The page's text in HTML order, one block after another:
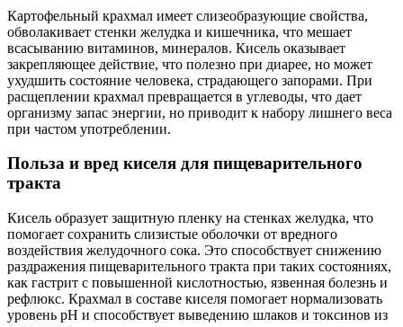
Картофельный крахмал имеет слизеобразующие свойства,
обволакивает стенки желудка и кишечника, что мешает
всасыванию витаминов, минералов. Кисель оказывает
закрепляющее действие, что полезно при диарее, но может
ухудшить состояние человека, страдающего запорами. При
расщеплении крахмал превращается в углеводы, что дает
организму запас энергии, но приводит к набору лишнего веса
при частом употреблении.
Польза и вред киселя для пищеварительного
тракта
Кисель образует защитную пленку на стенках желудка, что
помогает сохранить слизистые оболочки от вредного
воздействия желудочного сока. Это способствует снижению
раздражения пищеварительного тракта при таких состояниях,
как гастрит с повышенной кислотностью, язвенная болезнь и
рефлюкс. Крахмал в составе киселя помогает нормализовать
уровень pH и способствует выведению шлаков и токсинов из